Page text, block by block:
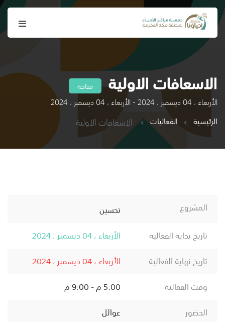
الاسعافات الاولية متاحة
الأربعاء ، 04 ديسمبر ، 2024 - الأربعاء ، 04 ديسمبر ، 2024
الرئيسية
الفعاليات الاسعافات الاولية
المشروع
تحسين
تاريخ بداية الفعالية
الأربعاء ، 04 ديسمبر ، 2024
تاريخ نهاية الفعالية
الأربعاء ، 04 ديسمبر ، 2024
وقت الفعالية
5:00 م - 9:00 م
الحضور
عوائل